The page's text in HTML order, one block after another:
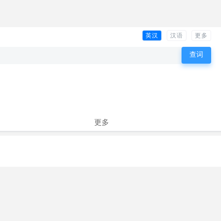
英汉 汉语 更多
更多